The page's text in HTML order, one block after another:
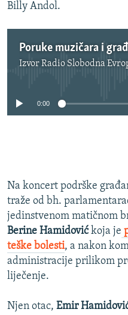
Billy Andol.
Poruke muzičara i
IzvorRadio Slobodna
No media
0:00
Na koncert podrške
traže od bh.
jedinstvenom matičnom
Berine Hamidovićkoja je
teške bolesti, a nakon
administracije prilikom
liječenje.
Njen otac, Emir